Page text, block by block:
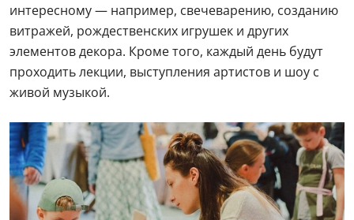
интересному — например, свечеварению, созданию
витражей, рождественских игрушек и других
элементов декора. Кроме того, каждый день будут
проходить лекции, выступления артистов и шоу с
живой музыкой.